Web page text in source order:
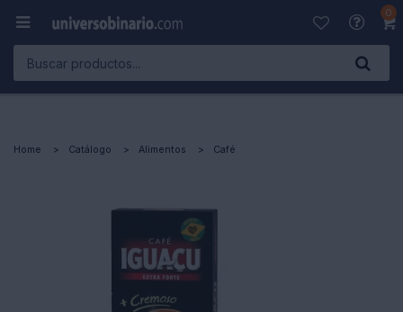
0

Home Catálogo Alimentos Café